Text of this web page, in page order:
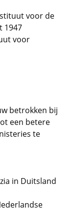
voor de
1947
voor
betrokken bij
een betere
te
in Duitsland